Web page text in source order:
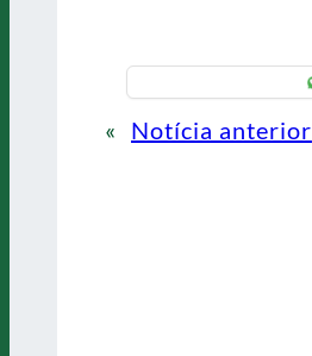
« Notícia anterior